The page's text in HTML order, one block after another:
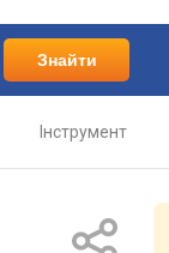
Знайти
Інструмент